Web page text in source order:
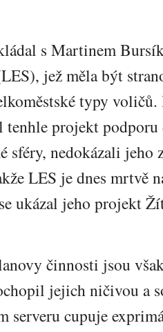
s Martinem
jež měla být
typy
tenhle projekt
sféry, nedokázali
LES je dnes mrtvě
ukázal jeho projekt
činnosti jsou
jejich ničivou a
serveru cupuje